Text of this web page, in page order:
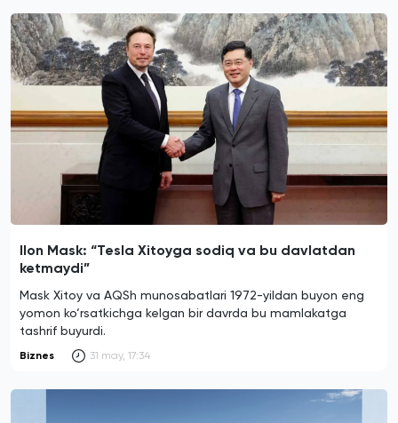
Ilon Mask: “Tesla Xitoyga sodiq va bu davlatdan
ketmaydi”
Mask Xitoy va AQSh munosabatlari 1972-yildan buyon eng
yomon ko‘rsatkichga kelgan bir davrda bu mamlakatga
tashrif buyurdi.
Biznes 31 may, 17:34